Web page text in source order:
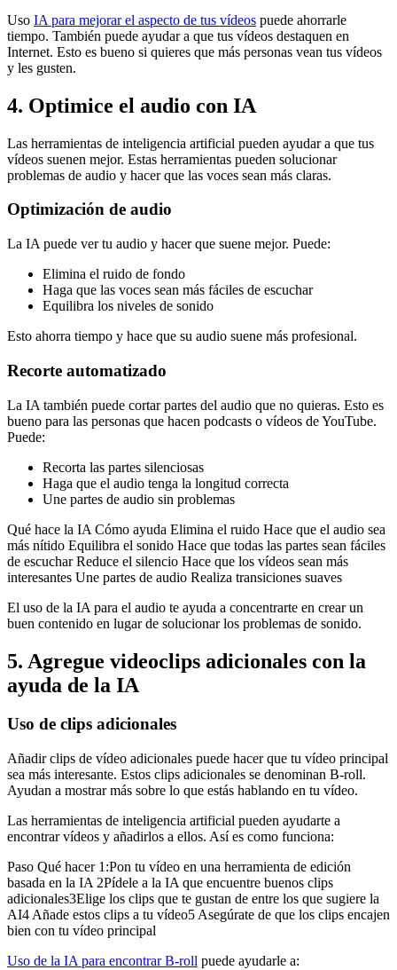
Uso IA para mejorar el aspecto de tus vídeos puede ahorrarle
tiempo. También puede ayudar a que tus vídeos destaquen en
Internet. Esto es bueno si quieres que más personas vean tus vídeos
y les gusten.
4. Optimice el audio con IA
Las herramientas de inteligencia artificial pueden ayudar a que tus
vídeos suenen mejor. Estas herramientas pueden solucionar
problemas de audio y hacer que las voces sean más claras.
Optimización de audio
La IA puede ver tu audio y hacer que suene mejor. Puede:
Elimina el ruido de fondo
Haga que las voces sean más fáciles de escuchar
Equilibra los niveles de sonido
Esto ahorra tiempo y hace que su audio suene más profesional.
Recorte automatizado
La IA también puede cortar partes del audio que no quieras. Esto es
bueno para las personas que hacen podcasts o vídeos de YouTube.
Puede:
Recorta las partes silenciosas
Haga que el audio tenga la longitud correcta
Une partes de audio sin problemas
Qué hace la IA Cómo ayuda Elimina el ruido Hace que el audio sea
más nítido Equilibra el sonido Hace que todas las partes sean fáciles
de escuchar Reduce el silencio Hace que los vídeos sean más
interesantes Une partes de audio Realiza transiciones suaves
El uso de la IA para el audio te ayuda a concentrarte en crear un
buen contenido en lugar de solucionar los problemas de sonido.
5. Agregue videoclips adicionales con la
ayuda de la IA
Uso de clips adicionales
Añadir clips de vídeo adicionales puede hacer que tu vídeo principal
sea más interesante. Estos clips adicionales se denominan B-roll.
Ayudan a mostrar más sobre lo que estás hablando en tu vídeo.
Las herramientas de inteligencia artificial pueden ayudarte a
encontrar vídeos y añadirlos a ellos. Así es como funciona:
Paso Qué hacer 1:Pon tu vídeo en una herramienta de edición
basada en la IA 2Pídele a la IA que encuentre buenos clips
adicionales3Elige los clips que te gustan de entre los que sugiere la
AI4 Añade estos clips a tu vídeo5 Asegúrate de que los clips encajen
bien con tu vídeo principal
Uso de la IA para encontrar B-roll puede ayudarle a: